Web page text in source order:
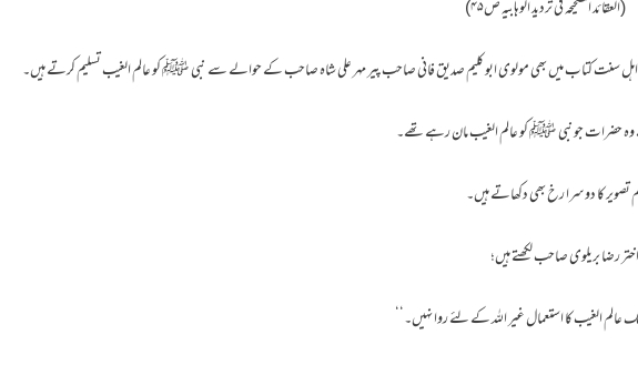
الصحیحہ فی تردید الوہابیہ ص۴۵)
وہ حضرات جو نبی ﷺ کو عالم الغیب مان رہے تھے۔
کا دوسرا رخ بھی دکھاتے ہیں۔
الغیب کا استعمال غیر اللہ کے لئے روا نہیں۔‘‘